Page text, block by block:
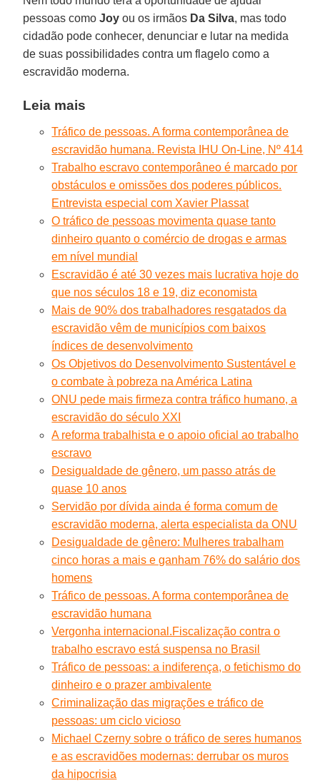
pessoas comoJoy ou os irmãos Da Silva, mas todo
cidadão pode conhecer, denunciar e lutar na medida
de suas possibilidades contra um flagelo como a
escravidão moderna.
Leia mais
Tráfico de pessoas. A forma contemporânea de
escravidão humana. Revista IHU On-Line, Nº 414
Trabalho escravo contemporâneo é marcado por
obstáculos e omissões dos poderes públicos.
Entrevista especial com Xavier Plassat
O tráfico de pessoas movimenta quase tanto
dinheiro quanto o comércio de drogas e armas
em nível mundial
Escravidão é até 30 vezes mais lucrativa hoje do
que nos séculos 18 e 19, diz economista
Mais de 90% dos trabalhadores resgatados da
escravidão vêm de municípios com baixos
índices de desenvolvimento
Os Objetivos do Desenvolvimento Sustentável e
o combate à pobreza na América Latina
ONU pede mais firmeza contra tráfico humano, a
escravidão do século XXI
A reforma trabalhista e o apoio oficial ao trabalho
escravo
Desigualdade de gênero, um passo atrás de
quase 10 anos
Servidão por dívida ainda é forma comum de
escravidão moderna, alerta especialista da ONU
Desigualdade de gênero: Mulheres trabalham
cinco horas a mais e ganham 76% do salário dos
homens
Tráfico de pessoas. A forma contemporânea de
escravidão humana
Vergonha internacional.Fiscalização contra o
trabalho escravo está suspensa no Brasil
Tráfico de pessoas: a indiferença, o fetichismo do
dinheiro e o prazer ambivalente
Criminalização das migrações e tráfico de
pessoas: um ciclo vicioso
Michael Czerny sobre o tráfico de seres humanos
e as escravidões modernas: derrubar os muros
da hipocrisia